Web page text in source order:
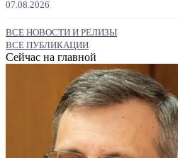
07.08.2026
ВСЕ НОВОСТИ И РЕЛИЗЫ
ВСЕ ПУБЛИКАЦИИ
Сейчас на главной